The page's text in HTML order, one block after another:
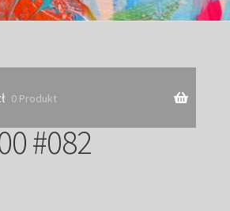
0 Produkt
#082